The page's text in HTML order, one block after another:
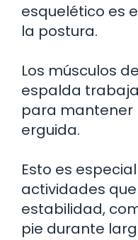
esquelético es
la postura.
Los músculos
espalda
para mantener
erguida.
Esto es
actividades
estabilidad,
pie durante